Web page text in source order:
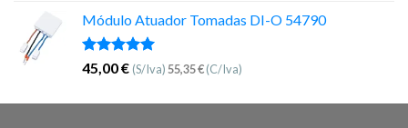
Módulo Atuador Tomadas DI-O 54790
Avaliação
5.00
de 5
45,00€ (S/Iva)55,35€(C/Iva)